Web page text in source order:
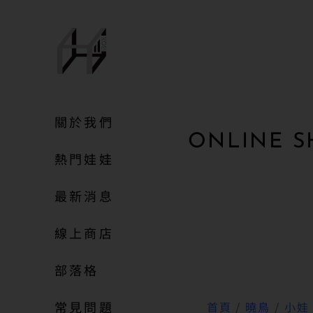
關於我們
熱門娃娃
最新消息
線上商店
部落格
常見問題
ONLINE
首頁 / 曉鳥 / 小娃